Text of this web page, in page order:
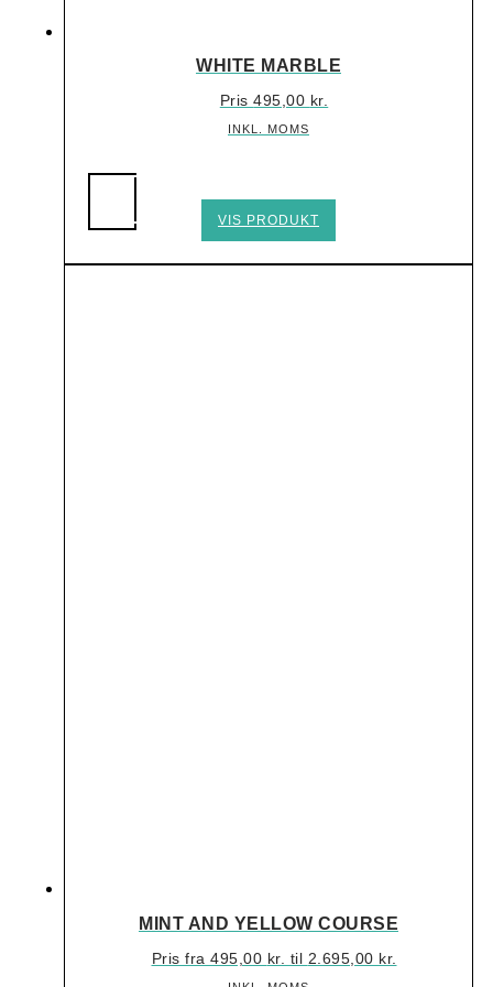
WHITE MARBLE
Pris495,00 kr.
INKL. MOMS
VIS PRODUKT
vare
har
flere
MINT AND YELLOW COURSE
Pris fra 495,00 kr. til 2.695,00 kr.